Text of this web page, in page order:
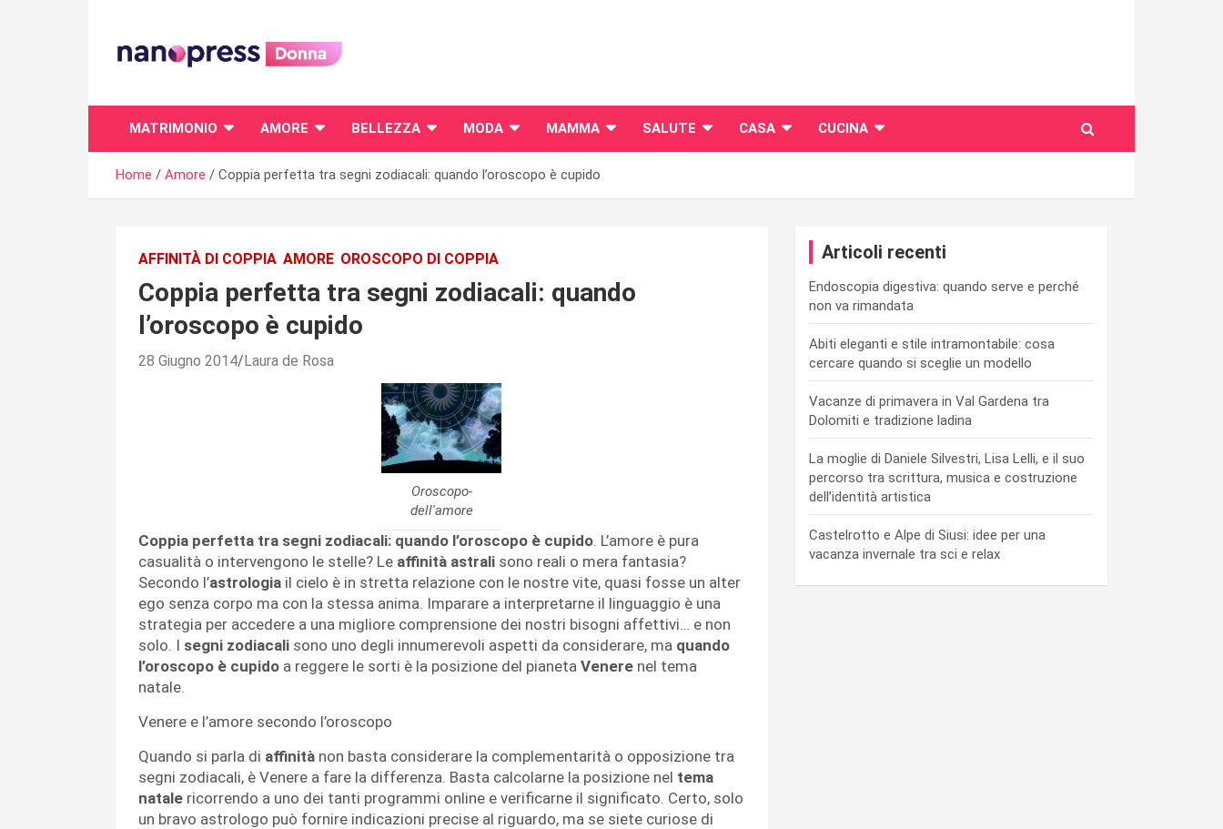
content
MATRIMONIO AMORE BELLEZZA MODA MAMMA SALUTE CASA CUCINA
Home Amore Coppia perfetta tra segni zodiacali: quando l’oroscopo è cupido
AFFINITÀ DI COPPIA AMORE OROSCOPO DI COPPIA
Coppia perfetta tra segni zodiacali: quando
l’oroscopo è cupido
28 Giugno 2014 Laura de Rosa
Oroscopo-
dell'amore
Coppia perfetta tra segni zodiacali: quando l’oroscopo è cupido. L’amore è pura
casualità o intervengono le stelle? Le affinità astrali sono reali o mera fantasia?
Secondo l’astrologia il cielo è in stretta relazione con le nostre vite, quasi fosse un alter
ego senza corpo ma con la stessa anima. Imparare a interpretarne il linguaggio è una
strategia per accedere a una migliore comprensione dei nostri bisogni affettivi… e non
solo. I segni zodiacali sono uno degli innumerevoli aspetti da considerare, ma quando
l’oroscopo è cupido a reggere le sorti è la posizione del pianeta Venere nel tema
natale.
Venere e l’amore secondo l’oroscopo
Quando si parla di affinità non basta considerare la complementarità o opposizione tra
segni zodiacali, è Venere a fare la differenza. Basta calcolarne la posizione nel tema
natale ricorrendo a uno dei tanti programmi online e verificarne il significato. Certo, solo
un bravo astrologo può fornire indicazioni precise al riguardo, ma se siete curiose di
Articoli recenti
Endoscopia digestiva: quando serve e perché
non va rimandata
Abiti eleganti e stile intramontabile: cosa
cercare quando si sceglie un modello
Vacanze di primavera in Val Gardena tra
Dolomiti e tradizione ladina
La moglie di Daniele Silvestri, Lisa Lelli, e il suo
percorso tra scrittura, musica e costruzione
dell’identità artistica
Castelrotto e Alpe di Siusi: idee per una
vacanza invernale tra sci e relax